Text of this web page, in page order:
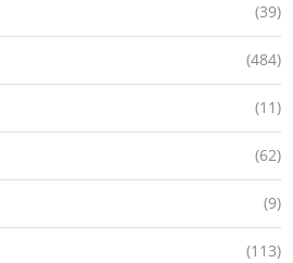
(39)
(484)
(11)
(62)
(9)
(113)